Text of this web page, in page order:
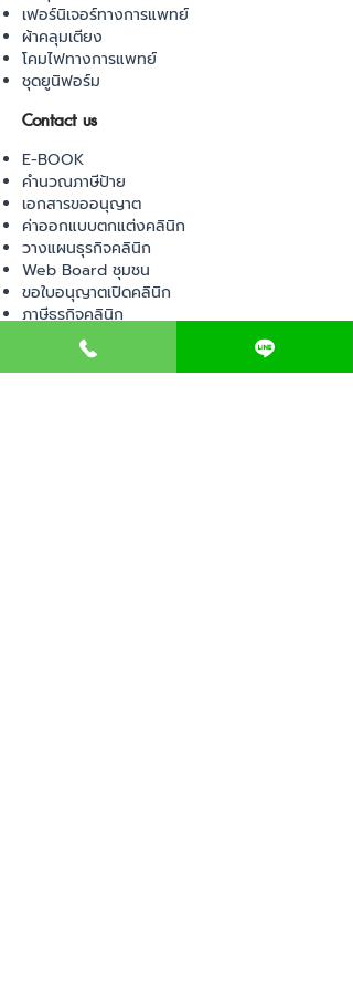
เฟอร์นิเจอร์ทางการแพทย์
ผ้าคลุมเตียง
โคมไฟทางการแพทย์
ชุดยูนิฟอร์ม
Contact us
E-BOOK
คำนวณภาษีป้าย
เอกสารขออนุญาต
ค่าออกแบบตกแต่งคลินิก
วางแผนธุรกิจคลินิก
Web Board ชุมชน
ขอใบอนุญาตเปิดคลินิก
ภาษีธุรกิจคลินิก
ตรวจสอบรายชื่อแพทย์
ติดต่อ สำนักงานสาธารณสุข